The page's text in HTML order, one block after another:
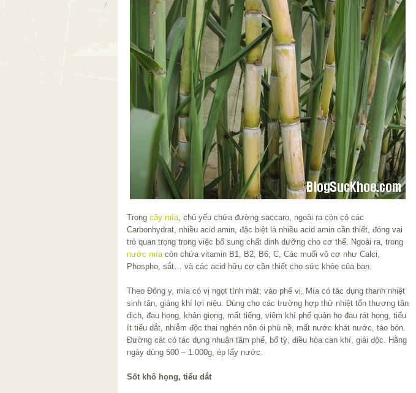
Trong cây mía , chủ yếu chứa đường saccaro, ngoài ra còn có các
Carbonhydrat, nhiều acid amin, đặc biệt là nhiều acid amin cần thiết, đóng vai
trò quan trọng trong việc bổ sung chất dinh dưỡng cho cơ thể. Ngoài ra, trong
nước mía còn chứa vitamin B1, B2, B6, C, Các muối vô cơ như Calci,
Phospho, sắt… và các acid hữu cơ cần thiết cho sức khỏe của bạn.
Theo Đông y, mía có vị ngọt tính mát; vào phế vị. Mía có tác dụng thanh nhiệt
sinh tân, giáng khí lợi niệu. Dùng cho các trường hợp thử nhiệt tổn thương tân
dịch, đau họng, khản giọng, mất tiếng, viêm khí phế quản ho đau rát họng, tiểu
ít tiểu dắt, nhiễm độc thai nghén nôn ói phù nề, mất nước khát nước, táo bón.
Đường cát có tác dụng nhuận tâm phế, bổ tỳ, điều hòa can khí, giải độc. Hằng
ngày dùng 500 – 1.000g, ép lấy nước.
Sốt khô họng, tiểu dắt